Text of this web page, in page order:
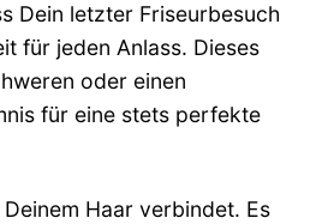
Dein letzter Friseurbesuch
für jeden Anlass. Dieses
oder einen
für eine stets perfekte
Haar verbindet. Es